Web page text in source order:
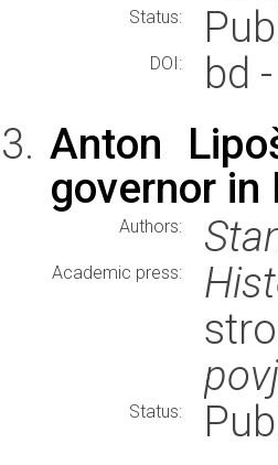
Status:
DOI: bd -
Anton
governor in
Authors:
Academic press:
Status: